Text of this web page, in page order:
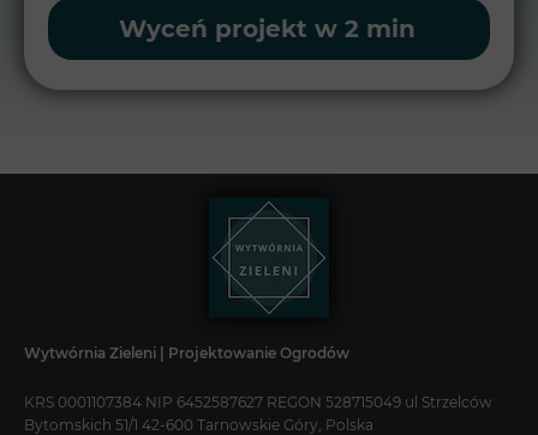
Wyceń projekt w 2 min
Wytwórnia Zieleni | Projektowanie Ogrodów
KRS 0001107384 NIP 6452587627 REGON 528715049 ul Strzelców
Bytomskich 51/1 42-600 Tarnowskie Góry, Polska